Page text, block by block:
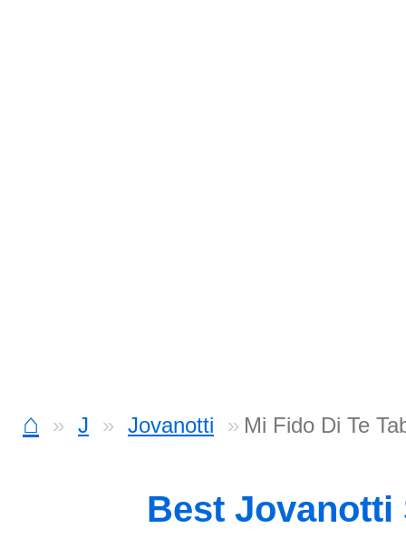
⌂ J Jovanotti Mi Fido Di Te
Best Jovanotti